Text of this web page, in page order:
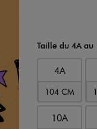
Taille du 4A au
4A
104 CM
10A